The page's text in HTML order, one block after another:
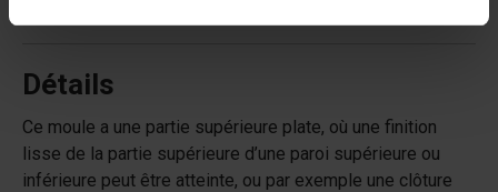
Détails
Ce moule a une partie supérieure plate, où une finition
lisse de la partie supérieure d’une paroi supérieure ou
inférieure peut être atteinte, ou par exemple une clôture